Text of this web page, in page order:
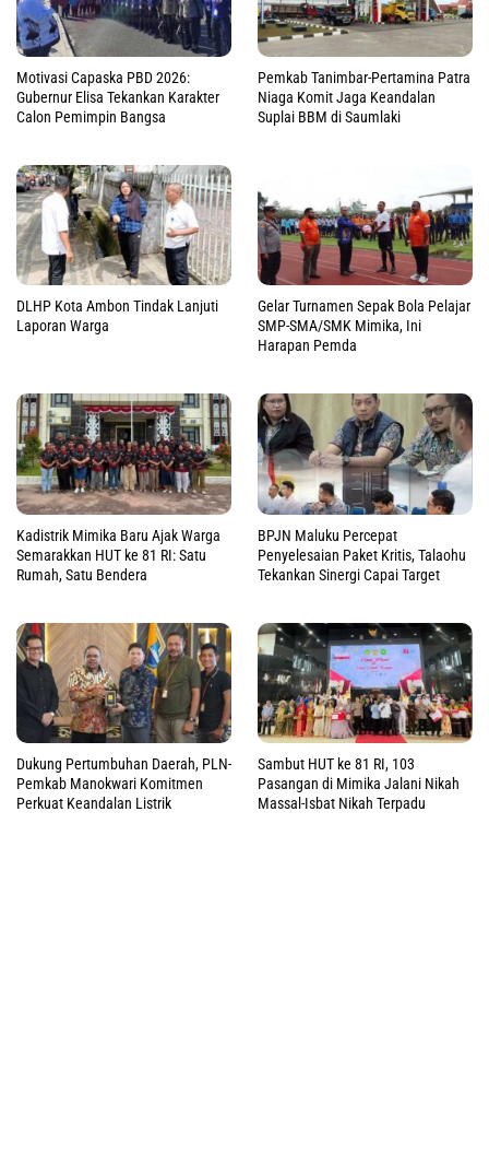
Motivasi Capaska PBD 2026:
Gubernur Elisa Tekankan Karakter
Calon Pemimpin Bangsa
Pemkab Tanimbar-Pertamina Patra
Niaga Komit Jaga Keandalan
Suplai BBM di Saumlaki
DLHP Kota Ambon Tindak Lanjuti
Laporan Warga
Gelar Turnamen Sepak Bola Pelajar
SMP-SMA/SMK Mimika, Ini
Harapan Pemda
Kadistrik Mimika Baru Ajak Warga
Semarakkan HUT ke 81 RI: Satu
Rumah, Satu Bendera
BPJN Maluku Percepat
Penyelesaian Paket Kritis, Talaohu
Tekankan Sinergi Capai Target
Dukung Pertumbuhan Daerah, PLN-
Pemkab Manokwari Komitmen
Perkuat Keandalan Listrik
Sambut HUT ke 81 RI, 103
Pasangan di Mimika Jalani Nikah
Massal-Isbat Nikah Terpadu